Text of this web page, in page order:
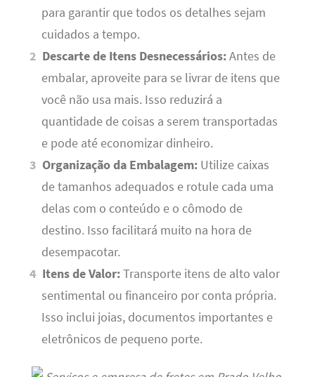
para garantir que todos os detalhes sejam
cuidados a tempo.
Descarte de Itens Desnecessários:Antes de
embalar, aproveite para se livrar de itens que
você não usa mais. Isso reduzirá a
quantidade de coisas a serem transportadas
e pode até economizar dinheiro.
Organização da Embalagem: Utilize caixas
de tamanhos adequados e rotule cada uma
delas com o conteúdo e o cômodo de
destino. Isso facilitará muito na hora de
desempacotar.
Itens de Valor:Transporte itens de alto valor
sentimental ou financeiro por conta própria.
Isso inclui joias, documentos importantes e
eletrônicos de pequeno porte.